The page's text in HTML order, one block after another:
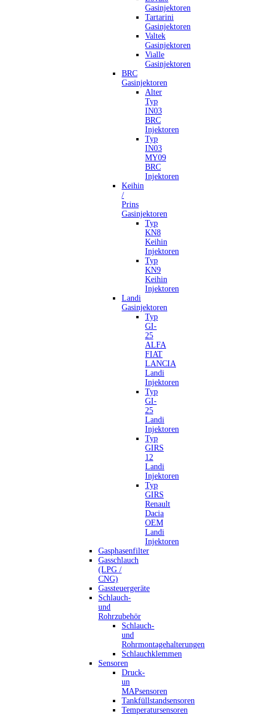
Gasinjektoren
Tartarini
Gasinjektoren
Valtek
Gasinjektoren
Vialle
Gasinjektoren
BRC
Gasinjektoren
Alter
Typ
IN03
BRC
Injektoren
Typ
IN03
MY09
BRC
Injektoren
Keihin
/
Prins
Gasinjektoren
Typ
KN8
Keihin
Injektoren
Typ
KN9
Keihin
Injektoren
Landi
Gasinjektoren
Typ
GI-
25
ALFA
FIAT
LANCIA
Landi
Injektoren
Typ
GI-
25
Landi
Injektoren
Typ
GIRS
12
Landi
Injektoren
Typ
GIRS
Renault
Dacia
OEM
Landi
Injektoren
Gasphasenfilter
Gasschlauch
(LPG /
CNG)
Gassteuergeräte
Schlauch-
und
Rohrzubehör
Schlauch-
und
Rohrmontagehalterungen
Schlauchklemmen
Sensoren
Druck-
un
MAPsensoren
Tankfüllstandsensoren
Temperatursensoren